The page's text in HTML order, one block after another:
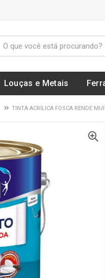
Louças e Metais
TINTA ACRÍLICA FOSCA RENDE